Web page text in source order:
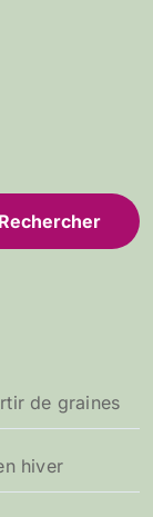
de graines
hiver